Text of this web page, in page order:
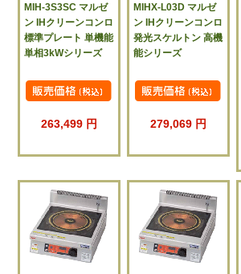
MIH-3S3SC マルゼ
ン IHクリーンコンロ
標準プレート 単機能
単相3kWシリーズ
263,499 円
MIHX-L03D マルゼ
ン IHクリーンコンロ
発光スケルトン 高機
能シリーズ
279,069 円